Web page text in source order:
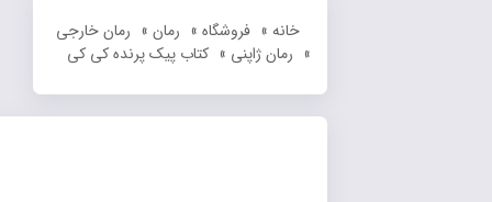
فروشگاه » رمان» رمان خارجی
رمان ژاپنی» کتاب پیک پرنده کی کی